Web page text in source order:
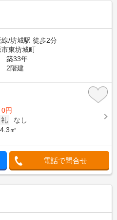
/坊城駅 徒歩2分
東坊城町
築33年
2階建
円
礼
なし
㎡
電話で問合せ